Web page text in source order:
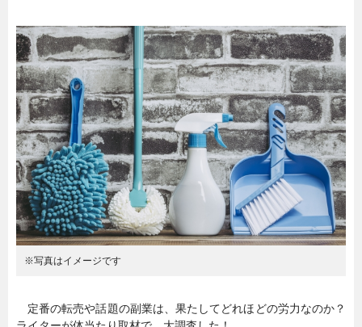
グルメ スキル
暮らし エンタメ
連載一覧
※写真はイメージです
定番の転売や話題の副業は、果たしてどれほどの労力なのか？